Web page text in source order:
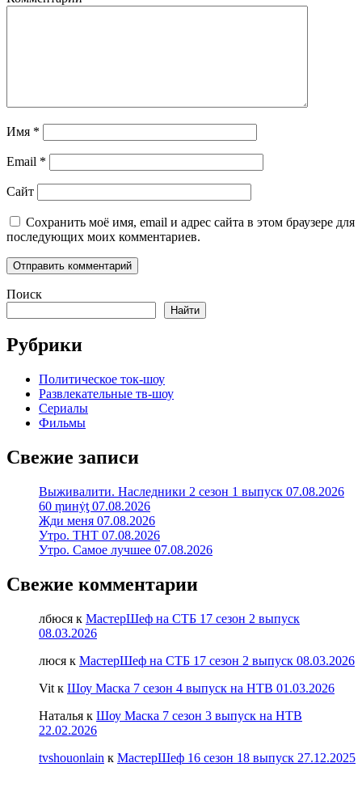
Имя *
Email *
Сайт
Сохранить моё имя, email и адрес сайта в этом браузере для
последующих моих комментариев.
Поиск
Найти
Рубрики
Политическое ток-шоу
Развлекательные тв-шоу
Сериалы
Фильмы
Свежие записи
Выживалити. Наследники 2 сезон 1 выпуск 07.08.2026
60 ṃинẏƫ 07.08.2026
Жди меня 07.08.2026
Утро. ТНТ 07.08.2026
Утро. Самое лучшее 07.08.2026
Свежие комментарии
лбюся к МастерШеф на СТБ 17 сезон 2 выпуск
08.03.2026
люся к МастерШеф на СТБ 17 сезон 2 выпуск 08.03.2026
Vit к Шоу Маска 7 сезон 4 выпуск на НТВ 01.03.2026
Наталья к Шоу Маска 7 сезон 3 выпуск на НТВ
22.02.2026
tvshouonlain к МастерШеф 16 сезон 18 выпуск 27.12.2025